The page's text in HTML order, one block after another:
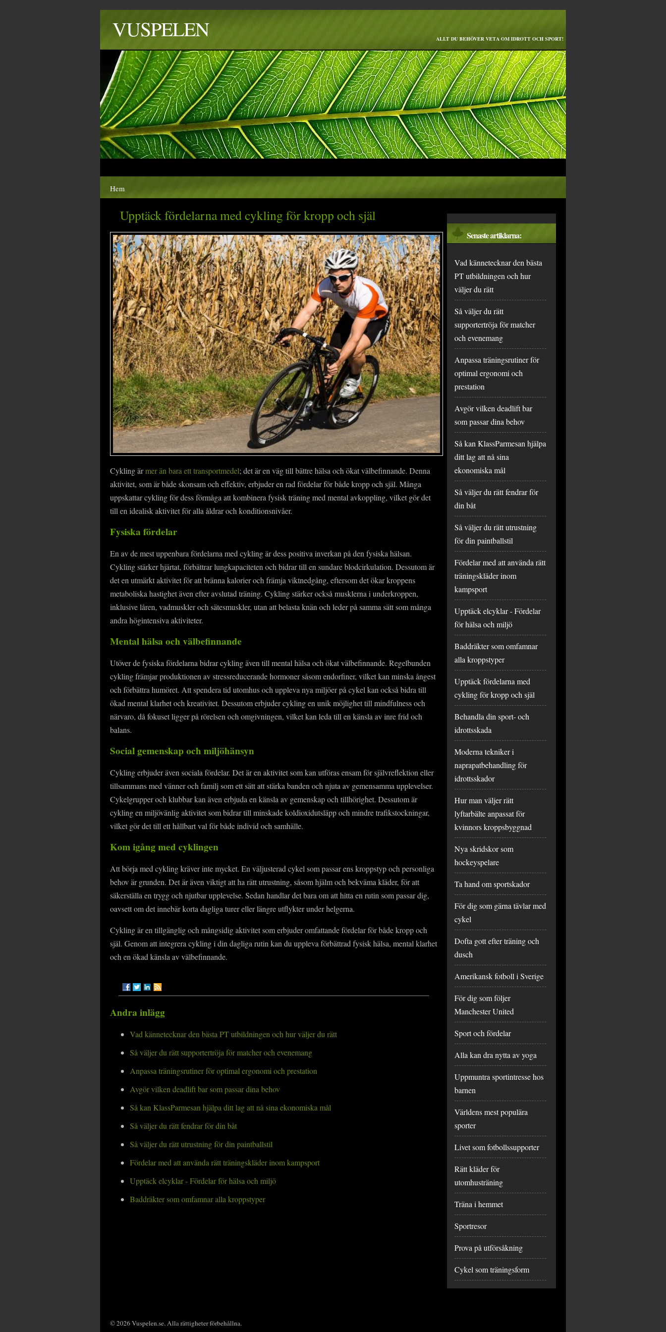
VUSPELEN ALLT DU BEHÖVER VETA OM IDROTT OCH SPORT!
Hem
Upptäck fördelarna med cykling för kropp och själ
Cykling ärmer än bara ett transportmedel; det är en väg till bättre hälsa och ökat välbefinnande. Denna
aktivitet, som är både skonsam och effektiv, erbjuder en rad fördelar för både kropp och själ. Många
uppskattar cykling för dess förmåga att kombinera fysisk träning med mental avkoppling, vilket gör det
till en idealisk aktivitet för alla åldrar och konditionsnivåer.
Fysiska fördelar
En av de mest uppenbara fördelarna med cykling är dess positiva inverkan på den fysiska hälsan.
Cykling stärker hjärtat, förbättrar lungkapaciteten och bidrar till en sundare blodcirkulation. Dessutom är
det en utmärkt aktivitet för att bränna kalorier och främja viktnedgång, eftersom det ökar kroppens
metaboliska hastighet även efter avslutad träning. Cykling stärker också musklerna i underkroppen,
inklusive låren, vadmuskler och sätesmuskler, utan att belasta knän och leder på samma sätt som många
andra högintensiva aktiviteter.
Mental hälsa och välbefinnande
Utöver de fysiska fördelarna bidrar cykling även till mental hälsa och ökat välbefinnande. Regelbunden
cykling främjar produktionen av stressreducerande hormoner såsom endorfiner, vilket kan minska ångest
och förbättra humöret. Att spendera tid utomhus och uppleva nya miljöer på cykel kan också bidra till
ökad mental klarhet och kreativitet. Dessutom erbjuder cykling en unik möjlighet till mindfulness och
närvaro, då fokuset ligger på rörelsen och omgivningen, vilket kan leda till en känsla av inre frid och
balans.
Social gemenskap och miljöhänsyn
Cykling erbjuder även sociala fördelar. Det är en aktivitet som kan utföras ensam för självreflektion eller
tillsammans med vänner och familj som ett sätt att stärka banden och njuta av gemensamma upplevelser.
Cykelgrupper och klubbar kan även erbjuda en känsla av gemenskap och tillhörighet. Dessutom är
cykling en miljövänlig aktivitet som bidrar till minskade koldioxidutsläpp och mindre trafikstockningar,
vilket gör det till ett hållbart val för både individ och samhälle.
Kom igång med cyklingen
Att börja med cykling kräver inte mycket. En väljusterad cykel som passar ens kroppstyp och personliga
behov är grunden. Det är även viktigt att ha rätt utrustning, såsom hjälm och bekväma kläder, för att
säkerställa en trygg och njutbar upplevelse. Sedan handlar det bara om att hitta en rutin som passar dig,
oavsett om det innebär korta dagliga turer eller längre utflykter under helgerna.
Cykling är en tillgänglig och mångsidig aktivitet som erbjuder omfattande fördelar för både kropp och
själ. Genom att integrera cykling i din dagliga rutin kan du uppleva förbättrad fysisk hälsa, mental klarhet
och en ökad känsla av välbefinnande.
Andra inlägg
Vad kännetecknar den bästa PT utbildningen och hur väljer du rätt
Så väljer du rätt supportertröja för matcher och evenemang
Anpassa träningsrutiner för optimal ergonomi och prestation
Avgör vilken deadlift bar som passar dina behov
Så kan KlassParmesan hjälpa ditt lag att nå sina ekonomiska mål
Så väljer du rätt fendrar för din båt
Så väljer du rätt utrustning för din paintballstil
Fördelar med att använda rätt träningskläder inom kampsport
Upptäck elcyklar - Fördelar för hälsa och miljö
Baddräkter som omfamnar alla kroppstyper
Senaste artiklarna:
Vad kännetecknar den bästa
PT utbildningen och hur
väljer du rätt
Så väljer du rätt
supportertröja för matcher
och evenemang
Anpassa träningsrutiner för
optimal ergonomi och
prestation
Avgör vilken deadlift bar
som passar dina behov
Så kan KlassParmesan hjälpa
ditt lag att nå sina
ekonomiska mål
Så väljer du rätt fendrar för
din båt
Så väljer du rätt utrustning
för din paintballstil
Fördelar med att använda rätt
träningskläder inom
kampsport
Upptäck elcyklar - Fördelar
för hälsa och miljö
Baddräkter som omfamnar
alla kroppstyper
Upptäck fördelarna med
cykling för kropp och själ
Behandla din sport- och
idrottsskada
Moderna tekniker i
naprapatbehandling för
idrottsskador
Hur man väljer rätt
lyftarbälte anpassat för
kvinnors kroppsbyggnad
Nya skridskor som
hockeyspelare
Ta hand om sportskador
För dig som gärna tävlar med
cykel
Dofta gott efter träning och
dusch
Amerikansk fotboll i Sverige
För dig som följer
Manchester United
Sport och fördelar
Alla kan dra nytta av yoga
Uppmuntra sportintresse hos
barnen
Världens mest populära
sporter
Livet som fotbollssupporter
Rätt kläder för
utomhusträning
Träna i hemmet
Sportresor
Prova på utförsåkning
Cykel som träningsform
© 2026 Vuspelen.se. Alla rättigheter förbehållna.